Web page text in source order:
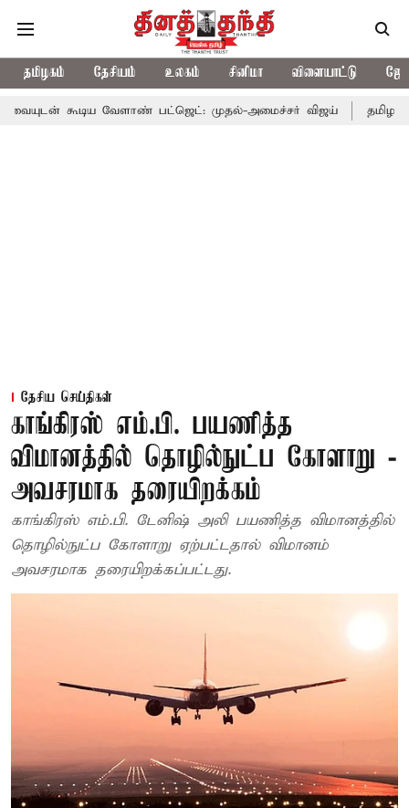
தமிழகம் தேசியம் உலகம் சினிமா விளையாட்டு
வேளாண் பட்ஜெட்: முதல்-அமைச்சர் விஜய் தமிழக அரசியலில்
தேசிய செய்திகள்
காங்கிரஸ் எம்.பி. பயணித்த
விமானத்தில் தொழில்நுட்ப கோளாறு -
அவசரமாக தரையிறக்கம்
காங்கிரஸ் எம்.பி. டேனிஷ் அலி பயணித்த விமானத்தில்
தொழில்நுட்ப கோளாறு ஏற்பட்டதால் விமானம்
அவசரமாக தரையிறக்கப்பட்டது.